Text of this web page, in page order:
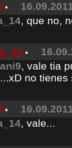
, que no,
, vale tia
no
, vale...